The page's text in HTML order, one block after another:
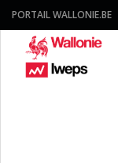
PORTAIL WALLONIE.BE